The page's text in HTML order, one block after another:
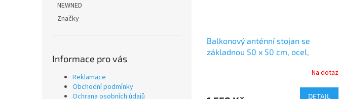
NEWNED
Značky
Informace pro vás
Reklamace
Obchodní podmínky
Ochrana osobních údajů
Balkonový anténní stojan se
základnou 50 x 50 cm, ocel,
Na dotaz
DETAIL